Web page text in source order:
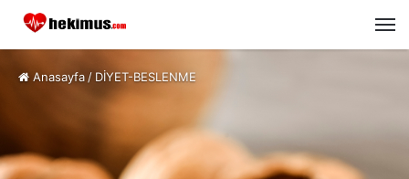
Anasayfa / DİYET-BESLENME